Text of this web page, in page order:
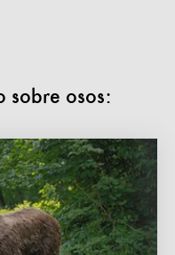
sobre osos: